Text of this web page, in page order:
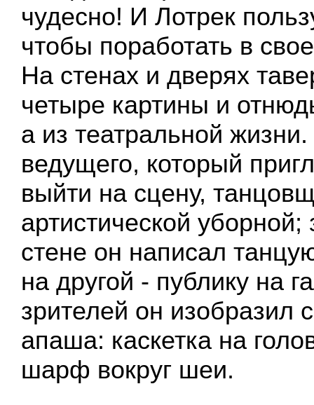
чудесно! И Лотрек
чтобы поработать в
На стенах и дверях
четыре картины и
а из театральной
ведущего, который
выйти на сцену,
артистической
стене он написал
на другой - публику на
зрителей он изобразил
апаша: каскетка на
шарф вокруг шеи.